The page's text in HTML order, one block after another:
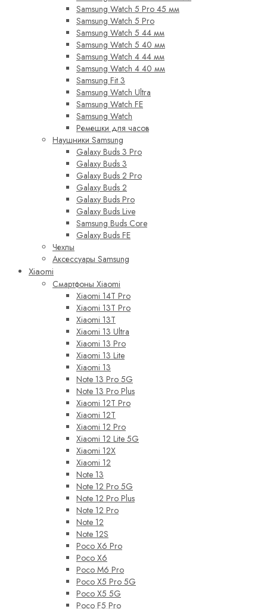
Samsung Watch 5 Pro 45 мм
Samsung Watch 5 Pro
Samsung Watch 5 44 мм
Samsung Watch 5 40 мм
Samsung Watch 4 44 мм
Samsung Watch 4 40 мм
Samsung Fit 3
Samsung Watch Ultra
Samsung Watch FE
Samsung Watch
Ремешки для часов
Наушники Samsung
Galaxy Buds 3 Pro
Galaxy Buds 3
Galaxy Buds 2 Pro
Galaxy Buds 2
Galaxy Buds Pro
Galaxy Buds Live
Samsung Buds Core
Galaxy Buds FE
Чехлы
Аксессуары Samsung
Xiaomi
Смартфоны Xiaomi
Xiaomi 14T Pro
Xiaomi 13T Pro
Xiaomi 13T
Xiaomi 13 Ultra
Xiaomi 13 Pro
Xiaomi 13 Lite
Xiaomi 13
Note 13 Pro 5G
Note 13 Pro Plus
Xiaomi 12T Pro
Xiaomi 12T
Xiaomi 12 Pro
Xiaomi 12 Lite 5G
Xiaomi 12X
Xiaomi 12
Note 13
Note 12 Pro 5G
Note 12 Pro Plus
Note 12 Pro
Note 12
Note 12S
Poco X6 Pro
Poco X6
Poco M6 Pro
Poco X5 Pro 5G
Poco X5 5G
Poco F5 Pro